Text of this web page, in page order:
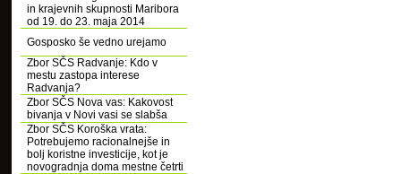
in krajevnih skupnosti Maribora
od 19. do 23. maja 2014
Gosposko še vedno urejamo
Zbor SČS Radvanje: Kdo v
mestu zastopa interese
Radvanja?
Zbor SČS Nova vas: Kakovost
bivanja v Novi vasi se slabša
Zbor SČS Koroška vrata:
Potrebujemo racionalnejše in
bolj koristne investicije, kot je
novogradnja doma mestne četrti